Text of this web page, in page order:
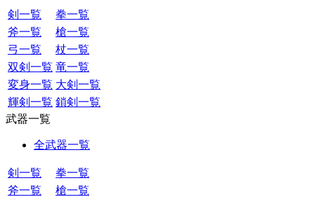
剣一覧
拳一覧
斧一覧
槍一覧
弓一覧
杖一覧
双剣一覧 竜一覧
変身一覧 大剣一覧
輝剣一覧 鎖剣一覧
武器一覧
全武器一覧
剣一覧
拳一覧
斧一覧
槍一覧